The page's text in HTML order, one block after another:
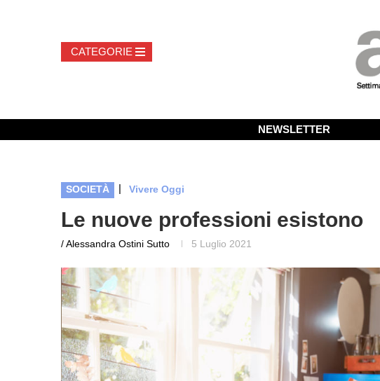
NEWSLETTER
SOCIETÀ | Vivere Oggi
Le nuove professioni esistono
/ Alessandra Ostini Sutto 5 Luglio 2021